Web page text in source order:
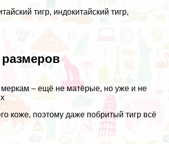
тигр, индокитайский тигр,
меркам – ещё не матёрые, но уже и не
коже, поэтому даже побритый тигр всё